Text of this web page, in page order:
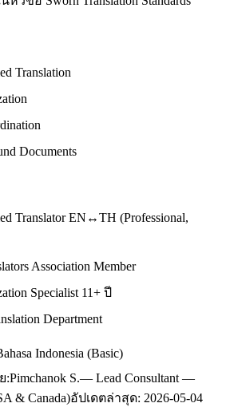
Translation
Documents
Translator EN↔TH (Professional,
Association Member
Specialist 11+ ปี
Department
Indonesia (Basic)
:Pimchanok S.— Lead Consultant —
& Canada)อัปเดตล่าสุด: 2026-05-04